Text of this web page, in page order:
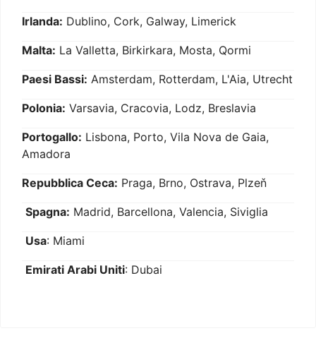
Irlanda: Dublino, Cork, Galway, Limerick
Malta: La Valletta, Birkirkara, Mosta, Qormi
Paesi Bassi: Amsterdam, Rotterdam, L'Aia, Utrecht
Polonia: Varsavia, Cracovia, Lodz, Breslavia
Portogallo: Lisbona, Porto, Vila Nova de Gaia,
Amadora
Repubblica Ceca: Praga, Brno, Ostrava, Plzeň
Spagna: Madrid, Barcellona, Valencia, Siviglia
Usa: Miami
Emirati Arabi Uniti: Dubai